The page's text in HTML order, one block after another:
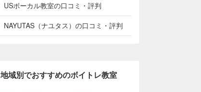
USボーカル教室の口コミ・評判
NAYUTAS（ナユタス）の口コミ・評判
地域別でおすすめのボイトレ教室